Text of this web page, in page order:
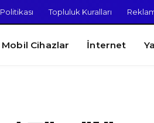
Topluluk Kuralları
Mobil Cihazlar İnternet